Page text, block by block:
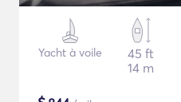
Yacht à voile
45 ft
14 m